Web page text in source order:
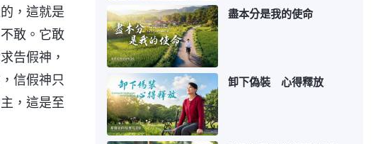
，這就是
敢。它敢
告假神，
信假神只
，這是至
盡本分是我的使命
卸下偽裝 心得釋放